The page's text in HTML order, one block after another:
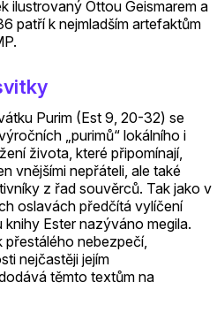
ilustrovaný Ottou Geismarem a
patří k nejmladším artefaktům
Purim (Est 9, 20-32) se
„purimů“ lokálního i
života, které připomínají,
vnějšími nepřáteli, ale také
z řad souvěrců. Tak jako v
oslavách předčítá vylíčení
Ester nazýváno megila.
nebezpečí,
nejčastěji jejím
těmto textům na